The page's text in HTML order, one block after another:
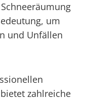
um
und Unfällen
zahlreiche